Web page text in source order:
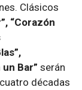
Clásicos
“Corazón
Bar” serán
décadas